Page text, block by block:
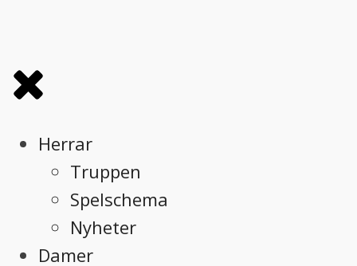
Herrar
Truppen
Spelschema
Nyheter
Damer